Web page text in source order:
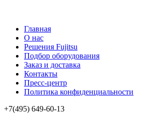
Главная
О нас
Решения Fujitsu
Подбор оборудования
Заказ и доставка
Контакты
Пресс-центр
Политика конфиденциальности
+7(495) 649-60-13